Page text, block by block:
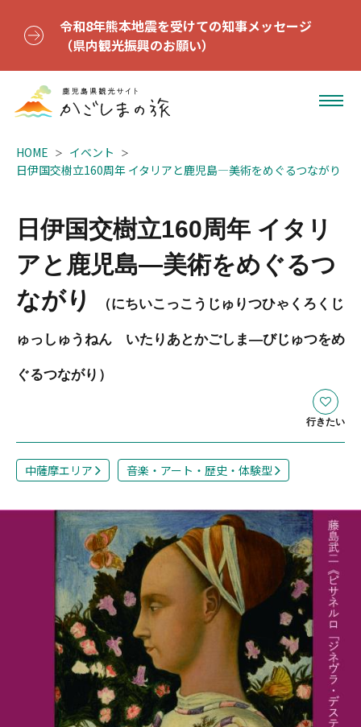
令和8年熊本地震を受けての知事メッセージ
（県内観光振興のお願い）
HOME
イベント
日伊国交樹立160周年 イタリアと鹿児島―美術をめぐるつながり
日伊国交樹立160周年 イタリ
アと鹿児島―美術をめぐるつ
ながり
（にちいこっこうじゅりつひゃくろくじ
ゅっしゅうねん いたりあとかごしま―びじゅつをめ
ぐるつながり）
行きたい
中薩摩エリア 音楽・アート・歴史・体験型